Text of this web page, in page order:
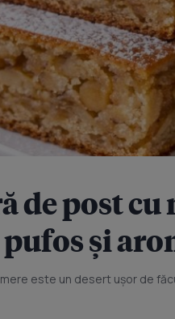
de post cu
și
este un desert ușor de